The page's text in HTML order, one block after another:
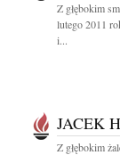
Z głębokim
lutego 2011
i...
JACEK
Z głębokim